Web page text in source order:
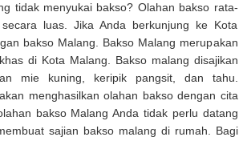
tidak menyukai bakso? Olahan bakso rata-
luas. Jika Anda berkunjung ke Kota
bakso Malang. Bakso Malang merupakan
di Kota Malang. Bakso malang disajikan
mie kuning, keripik pangsit, dan tahu.
menghasilkan olahan bakso dengan cita
bakso Malang Anda tidak perlu datang
sajian bakso malang di rumah. Bagi